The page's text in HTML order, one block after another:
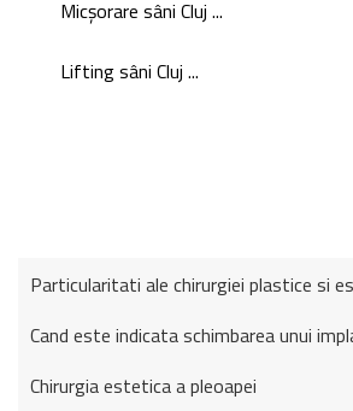
Micșorare sâni Cluj ...
Lifting sâni Cluj ...
Particularitati ale chirurgiei plastice si
Cand este indicata schimbarea unui
Chirurgia estetica a pleoapei